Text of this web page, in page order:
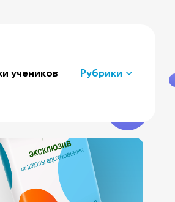
учеников Рубрики